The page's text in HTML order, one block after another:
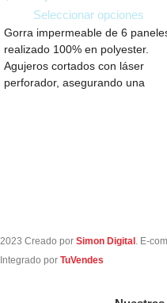
Seleccionar opciones
Gorra impermeable de 6
realizado 100% en polyester.
Agujeros cortados con láser
perforador, asegurando una
2023 Creado por Simon Digital . E-
Integrado por TuVendes